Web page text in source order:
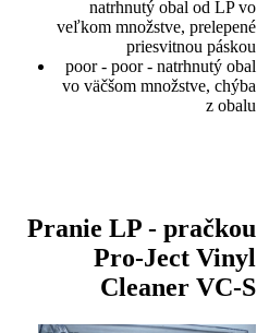
natrhnutý obal od LP vo
veľkom množstve, prelepené
priesvitnou páskou
poor - poor - natrhnutý obal
vo väčšom množstve, chýba
z obalu
Pranie LP - pračkou
Pro-Ject Vinyl
Cleaner VC-S